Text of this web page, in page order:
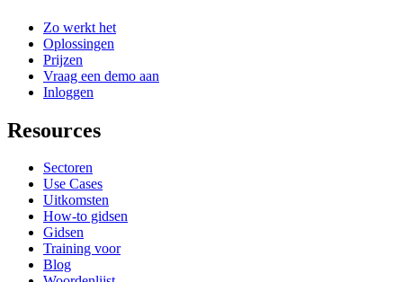
Zo werkt het
Oplossingen
Prijzen
Vraag een demo aan
Inloggen
Resources
Sectoren
Use Cases
Uitkomsten
How-to gidsen
Gidsen
Training voor
Blog